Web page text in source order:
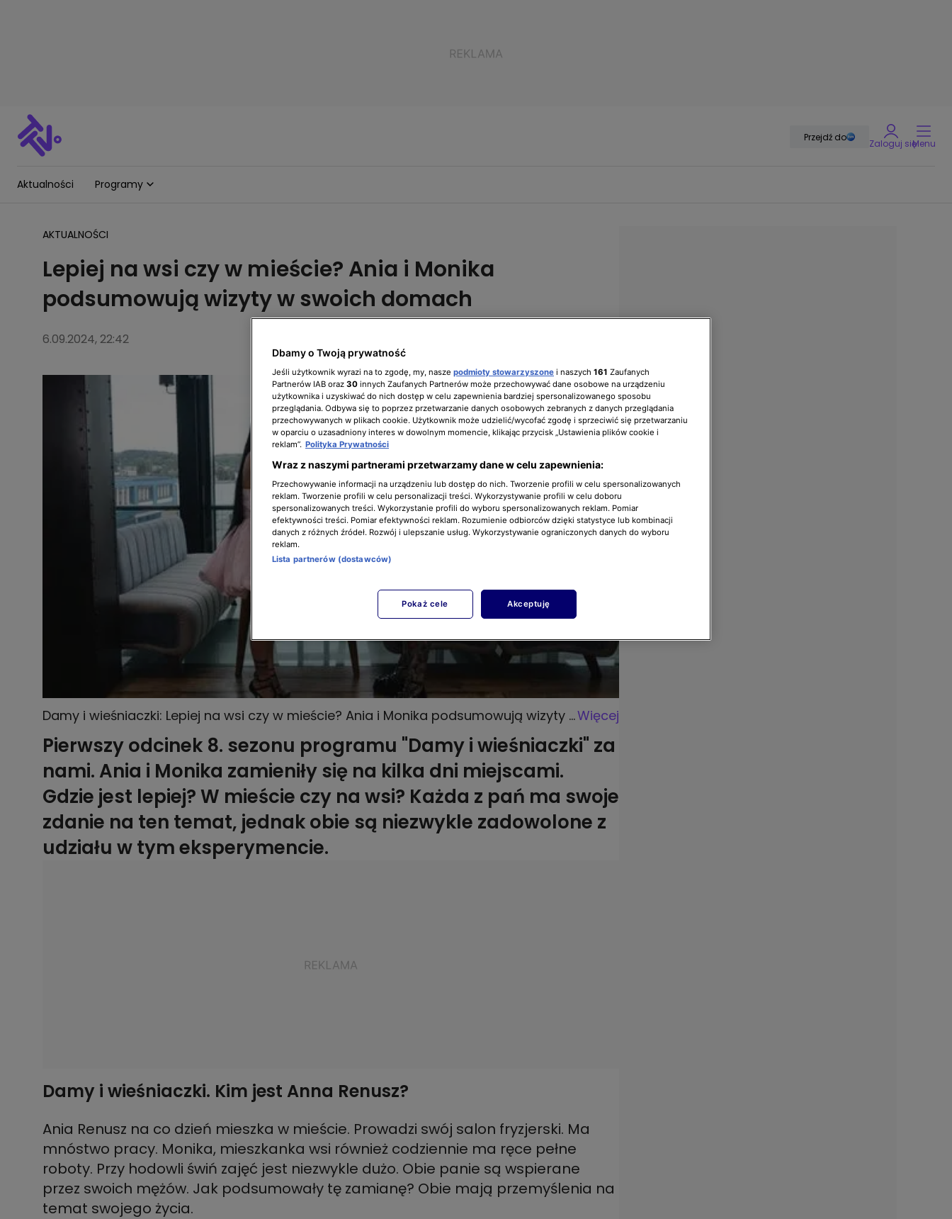
Przejdź do
Zaloguj sięMenu
Aktualności Programy
AKTUALNOŚCI
Lepiej na wsi czy w mieście? Ania i Monika
podsumowują wizyty w swoich domach
6.09.2024, 22:42
Damy i wieśniaczki: Lepiej na wsi czy w mieście? Ania i Monika podsumowują wizyty w
swoich domach
Więcej
Pierwszy odcinek 8. sezonu programu "Damy i wieśniaczki" za
nami. Ania i Monika zamieniły się na kilka dni miejscami.
Gdzie jest lepiej? W mieście czy na wsi? Każda z pań ma swoje
zdanie na ten temat, jednak obie są niezwykle zadowolone z
udziału w tym eksperymencie.
Damy i wieśniaczki. Kim jest Anna Renusz?
Ania Renusz na co dzień mieszka w mieście. Prowadzi swój salon fryzjerski. Ma
mnóstwo pracy. Monika, mieszkanka wsi również codziennie ma ręce pełne
roboty. Przy hodowli świń zajęć jest niezwykle dużo. Obie panie są wspierane
przez swoich mężów. Jak podsumowały tę zamianę? Obie mają przemyślenia na
temat swojego życia.
Dbamy o Twoją prywatność
Jeśli użytkownik wyrazi na to zgodę, my, nasze podmioty stowarzyszone i naszych 161 Zaufanych
Partnerów IAB oraz 30 innych Zaufanych Partnerów może przechowywać dane osobowe na urządzeniu
użytkownika i uzyskiwać do nich dostęp w celu zapewnienia bardziej spersonalizowanego sposobu
przeglądania. Odbywa się to poprzez przetwarzanie danych osobowych zebranych z danych przeglądania
przechowywanych w plikach cookie. Użytkownik może udzielić/wycofać zgodę i sprzeciwić się przetwarzaniu
w oparciu o uzasadniony interes w dowolnym momencie, klikając przycisk „Ustawienia plików cookie i
reklam”. Polityka Prywatności
Wraz z naszymi partnerami przetwarzamy dane w celu zapewnienia:
Przechowywanie informacji na urządzeniu lub dostęp do nich. Tworzenie profili w celu spersonalizowanych
reklam. Tworzenie profili w celu personalizacji treści. Wykorzystywanie profili w celu doboru
spersonalizowanych treści. Wykorzystanie profili do wyboru spersonalizowanych reklam. Pomiar
efektywności treści. Pomiar efektywności reklam. Rozumienie odbiorców dzięki statystyce lub kombinacji
danych z różnych źródeł. Rozwój i ulepszanie usług. Wykorzystywanie ograniczonych danych do wyboru
reklam.
Lista partnerów (dostawców)
Pokaż cele Akceptuję